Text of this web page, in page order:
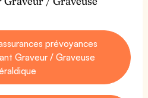
prévoyances
Graveur / Graveuse